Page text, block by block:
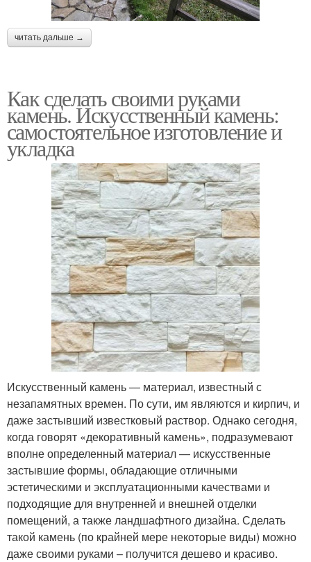
читать дальше →
Как сделать своими руками
камень. Искусственный камень:
самостоятельное изготовление и
укладка
Искусственный камень — материал, известный с
незапамятных времен. По сути, им являются и кирпич, и
даже застывший известковый раствор. Однако сегодня,
когда говорят «декоративный камень», подразумевают
вполне определенный материал — искусственные
застывшие формы, обладающие отличными
эстетическими и эксплуатационными качествами и
подходящие для внутренней и внешней отделки
помещений, а также ландшафтного дизайна. Сделать
такой камень (по крайней мере некоторые виды) можно
даже своими руками – получится дешево и красиво.